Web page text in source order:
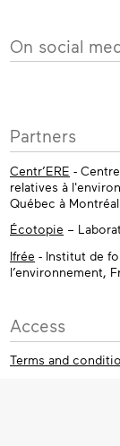
On social
Partners
Centr’ERE -
relatives à
Québec à Montréal
Écotopie –
Ifrée - Institut de
l’environnement,
Access
Terms and